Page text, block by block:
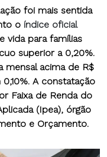
foi mais sentida
o índice oficial
vida para famílias
superior a 0,20%.
mensal acima de R$
. A constatação
Faixa de Renda do
(Ipea), órgão
e Orçamento.